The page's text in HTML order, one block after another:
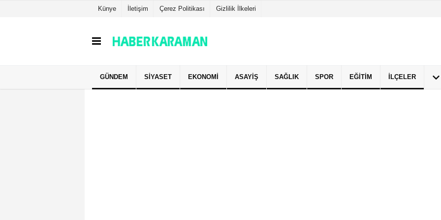
Künye İletişim Çerez Politikası Gizlilik İlkeleri
GÜNDEM SIYASET EKONOMI ASAYIŞ SAĞLIK SPOR EĞITIM İLÇELER